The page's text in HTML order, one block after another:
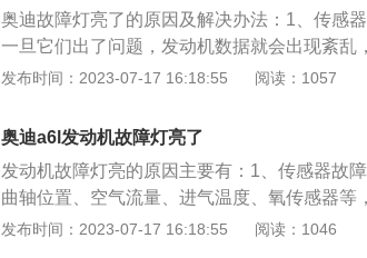
店或修理厂进行ABS系统故障检测或维修，车
车产生新的问题，造成不必要的损失；3、驻
刹或者电子手刹损坏，以及转向助力系统会出
音。转动时产生异常噪音的原因通常是由于主
等；解决方法：出现这种情况时，可以左右转
维修；5、转向器漏油。转向器漏油通常位于
有漏油现象，可能是转向器外壳出现砂眼或裂
奥迪故障灯亮了的原因及解决办法：1、传感器
一旦它们出了问题，发动机数据就会出现紊乱
机故障灯。相信大家对传感器也不陌生，比如
要更换或调整相应传感器即可。氧传感器：两
后，前后氧传感器的作用也有所差异。检测发
感器，汽车电脑根据信号来调整喷油量和计算
催化器工作是否正常。氧传感器异常带来的影
发动机故障灯。此时应该去4s店找专业维修人
发布时间：2023-07-17 16:18:55 阅读：1057
奥迪a6l发动机故障灯亮了
发动机故障灯亮的原因主要有：1、传感器故
曲轴位置、空气流量、进气温度、氧传感器等
信号中断时，汽车的ECU就不能准确获得发动
发布时间：2023-07-17 16:18:55 阅读：1046